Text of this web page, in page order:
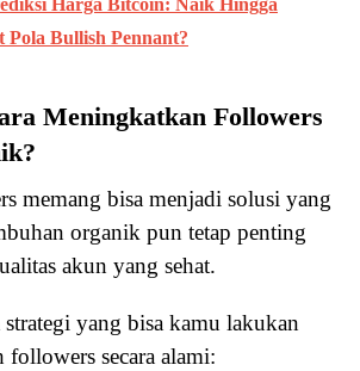
Harga Bitcoin: Naik Hingga
Pola Bullish Pennant?
Meningkatkan Followers
memang bisa menjadi solusi yang
organik pun tetap penting
akun yang sehat.
yang bisa kamu lakukan
secara alami: